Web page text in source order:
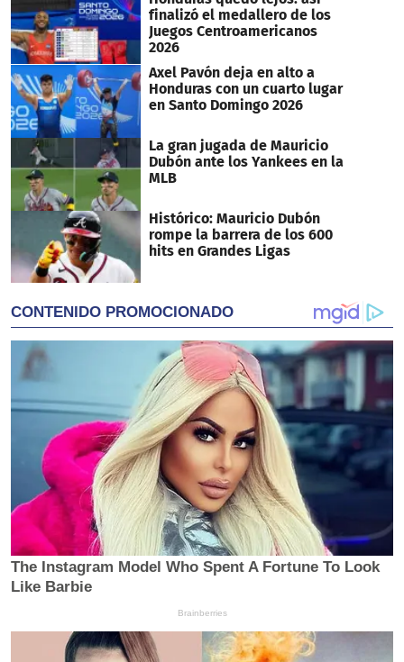
finalizó el medallero de los
Juegos Centroamericanos
2026
Axel Pavón deja en alto a
Honduras con un cuarto lugar
en Santo Domingo 2026
La gran jugada de Mauricio
Dubón ante los Yankees en la
MLB
Histórico: Mauricio Dubón
rompe la barrera de los 600
hits en Grandes Ligas